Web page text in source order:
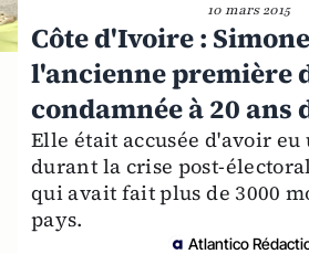
10 mars 2015
Côte d'Ivoire :
l'ancienne première
condamnée à 20 ans
Elle était accusée d'avoir
durant la crise post-
qui avait fait plus de 3000
pays.
Atlantico